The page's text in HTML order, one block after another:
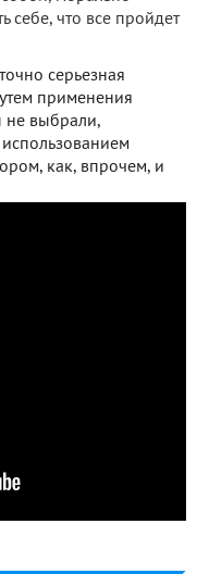
себе, что все пройдет
серьезная
применения
не выбрали,
как, впрочем, и